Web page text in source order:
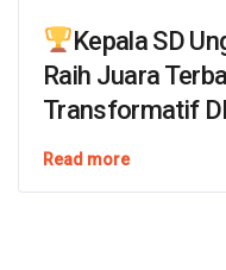
Kepala SD
Raih Juara
Transformatif
Read more